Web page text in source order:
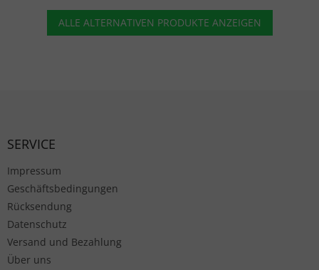
ALLE ALTERNATIVEN PRODUKTE ANZEIGEN
SERVICE
Impressum
Geschäftsbedingungen
Rücksendung
Datenschutz
Versand und Bezahlung
Über uns